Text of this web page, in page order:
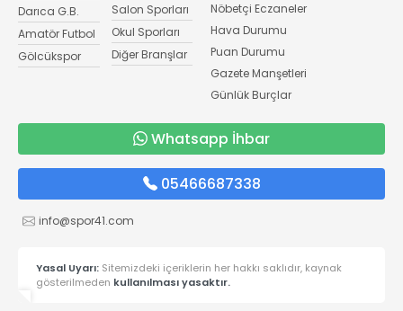
Darıca G.B.
Amatör Futbol
Gölcükspor
Salon Sporları
Okul Sporları
Diğer Branşlar
Nöbetçi Eczaneler
Hava Durumu
Puan Durumu
Gazete Manşetleri
Günlük Burçlar
Whatsapp İhbar
05466687338
info@spor41.com
Yasal Uyarı: Sitemizdeki içeriklerin her hakkı saklıdır, kaynak
gösterilmeden kullanılması yasaktır.